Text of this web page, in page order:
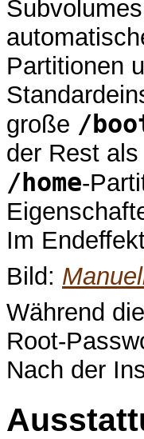
Partitionen
große /
der Rest
/home-
Im
Bild:
Während
Root-
Nach der